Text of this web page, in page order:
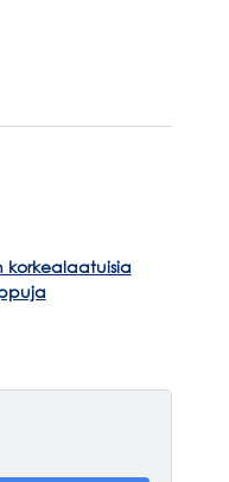
korkealaatuisia